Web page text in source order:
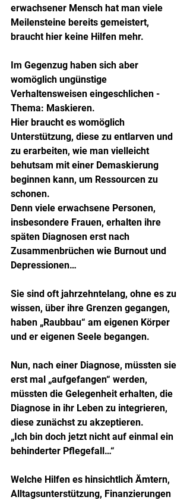
erwachsener Mensch hat man viele
Meilensteine bereits gemeistert,
braucht hier keine Hilfen mehr.
Im Gegenzug haben sich aber
womöglich ungünstige
Verhaltensweisen eingeschlichen -
Thema: Maskieren.
Hier braucht es womöglich
Unterstützung, diese zu entlarven und
zu erarbeiten, wie man vielleicht
behutsam mit einer Demaskierung
beginnen kann, um Ressourcen zu
schonen.
Denn viele erwachsene Personen,
insbesondere Frauen, erhalten ihre
späten Diagnosen erst nach
Zusammenbrüchen wie Burnout und
Depressionen…
Sie sind oft jahrzehntelang, ohne es zu
wissen, über ihre Grenzen gegangen,
haben „Raubbau“ am eigenen Körper
und er eigenen Seele begangen.
Nun, nach einer Diagnose, müssten sie
erst mal „aufgefangen“ werden,
müssten die Gelegenheit erhalten, die
Diagnose in ihr Leben zu integrieren,
diese zunächst zu akzeptieren.
„Ich bin doch jetzt nicht auf einmal ein
behinderter Pflegefall…“
Welche Hilfen es hinsichtlich Ämtern,
Alltagsunterstützung, Finanzierungen